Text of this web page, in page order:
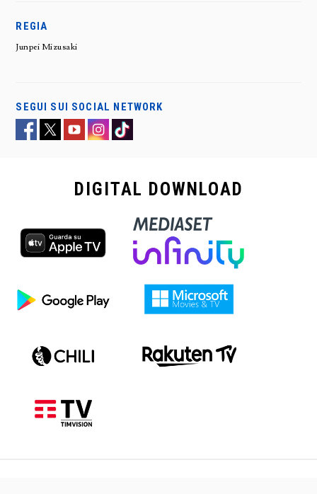
REGIA
Junpei Mizusaki
SEGUI SUI SOCIAL NETWORK
DIGITAL DOWNLOAD